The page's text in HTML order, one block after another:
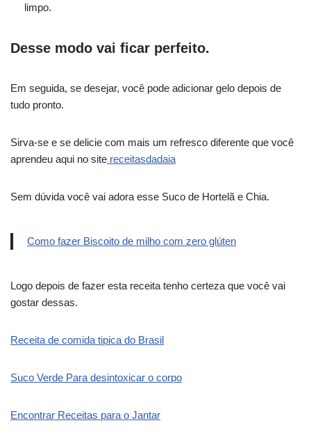
limpo.
Desse modo vai ficar perfeito.
Em seguida, se desejar, você pode adicionar gelo depois de
tudo pronto.
Sirva-se e se delicie com mais um refresco diferente que você
aprendeu aqui no site receitasdadaia
Sem dúvida você vai adora esse Suco de Hortelã e Chia.
Como fazer Biscoito de milho com zero glúten
Logo depois de fazer esta receita tenho certeza que você vai
gostar dessas.
Receita de comida tipica do Brasil
Suco Verde Para desintoxicar o corpo
Encontrar Receitas para o Jantar